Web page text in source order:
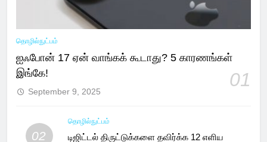
தொழில்நுட்பம்
ஐஃபோன் 17 ஏன் வாங்கக் கூடாது? 5 காரணங்கள்
இங்கே!
01
September 9, 2025
02
தொழில்நுட்பம்
டிஜிட்டல் திருட்டுக்களை தவிர்க்க 12 எளிய